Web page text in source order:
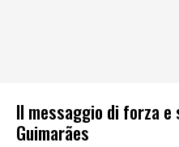
Il messaggio di forza
Guimarães